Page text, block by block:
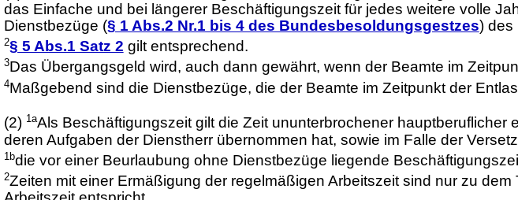
das Einfache und bei längerer Beschäftigungszeit für jedes weitere volle
Dienstbezüge (§ 1 Abs.2 Nr.1 bis 4 des Bundesbesoldungsgestzes) des
2§ 5 Abs.1 Satz 2 gilt entsprechend.
3Das Übergangsgeld wird, auch dann gewährt, wenn der Beamte im
4Maßgebend sind die Dienstbezüge, die der Beamte im Zeitpunkt der
(2) 1aAls Beschäftigungszeit gilt die Zeit ununterbrochener
deren Aufgaben der Dienstherr übernommen hat, sowie im Falle der
1bdie vor einer Beurlaubung ohne Dienstbezüge liegende
2Zeiten mit einer Ermäßigung der regelmäßigen Arbeitszeit sind nur zu